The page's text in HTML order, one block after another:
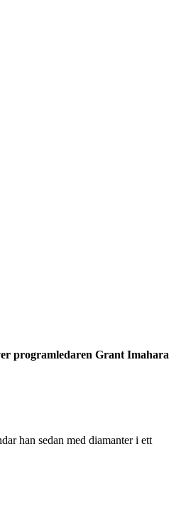
programledaren Grant Imahara
han sedan med diamanter i ett